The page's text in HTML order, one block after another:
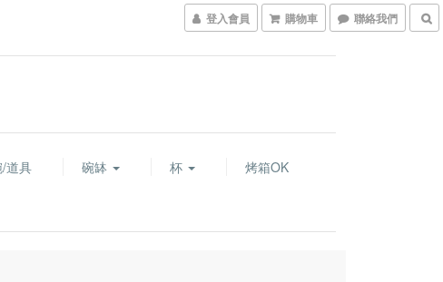
登入會員 購物車 聯絡我們
道具 碗缽 杯
烤箱OK